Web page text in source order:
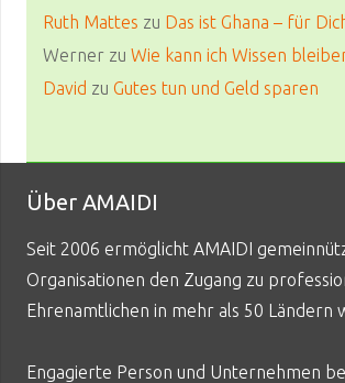
Ruth Mattes zu Das ist Ghana – für
Werner zu Wie kann ich Wissen
David zu Gutes tun und Geld sparen
Über AMAIDI
Seit 2006 ermöglicht AMAIDI
Organisationen den Zugang zu
Ehrenamtlichen in mehr als 50 Ländern
Engagierte Person und Unternehmen